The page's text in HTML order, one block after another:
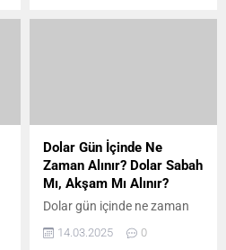
bir ara zam beklentisi de
konuşulmaya devam ediyor.
Dolar Gün İçinde Ne
Zaman Alınır? Dolar Sabah
Mı, Akşam Mı Alınır?
Dolar gün içinde ne zaman
almak için eşit uygun
14.03.2025 0